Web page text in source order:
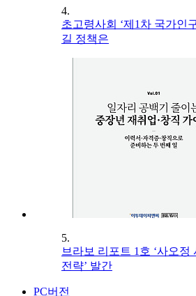
4.
초고령사회 ‘제1차 국가인
길 정책은
5.
브라보 리포트 1호 ‘사오정
전략’ 발간
PC버전